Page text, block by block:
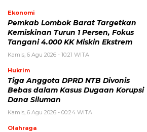
Ekonomi
Pemkab Lombok Barat Targetkan
Kemiskinan Turun 1 Persen, Fokus
Tangani 4.000 KK Miskin Ekstrem
Kamis, 6 Agu 2026 - 10:21 WITA
Hukrim
Tiga Anggota DPRD NTB Divonis
Bebas dalam Kasus Dugaan Korupsi
Dana Siluman
Kamis, 6 Agu 2026 - 00:24 WITA
Olahraga